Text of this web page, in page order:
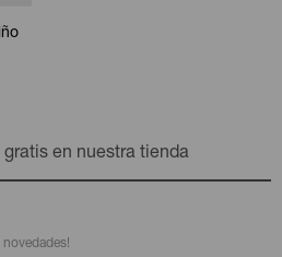
en nuestra tienda